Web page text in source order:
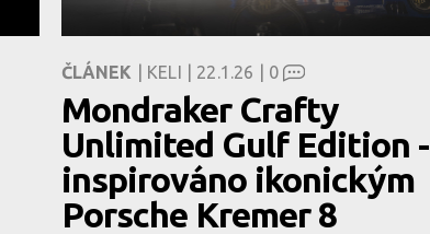
ČLÁNEK | KELI | 22.1.26 | 0
Mondraker Crafty
Unlimited Gulf Edition -
inspirováno ikonickým
Porsche Kremer 8